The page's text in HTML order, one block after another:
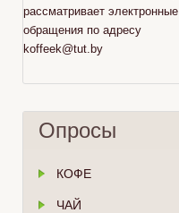
рассматривает электронные
обращения по адресу
koffeek@tut.by
Опросы
КОФЕ
ЧАЙ